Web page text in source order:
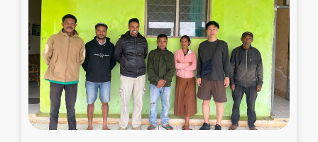
大雨による洪水被災者支援
カカオ生産者支援事業
シリア国内避難民・帰還民の生活再建支援
トルコにおけるシリア難民支援事業